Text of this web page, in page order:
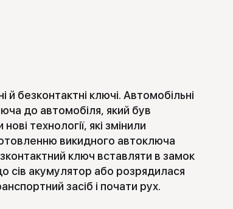
безконтактні ключі. Автомобільні
до автомобіля, який був
технології, які змінили
викидного автоключа
ключ вставляти в замок
сів акумулятор або розрядилася
засіб і почати рух.